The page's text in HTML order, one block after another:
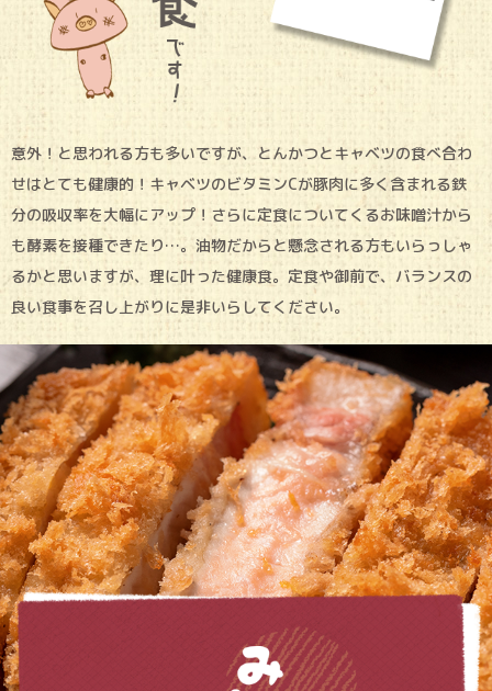
意外！と思われる方も多いですが、とんかつとキャベツの食べ合わ
せはとても健康的！キャベツのビタミンCが豚肉に多く含まれる鉄
分の吸収率を大幅にアップ！さらに定食についてくるお味噌汁から
も酵素を接種できたり…。油物だからと懸念される方もいらっしゃ
るかと思いますが、理に叶った健康食。定食や御前で、バランスの
良い食事を召し上がりに是非いらしてください。